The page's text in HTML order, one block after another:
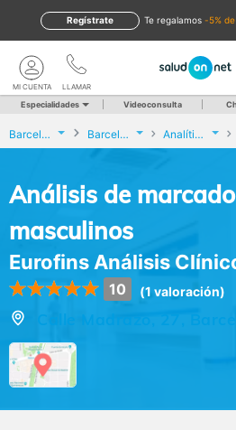
te regalamos -5%
Regístrate
LLAMAR
MI CUENTA
Especialidades Videoconsulta
Barcelona Barcelona Analíticas y Genética
Análisis de
masculinos
Eurofins Análisis
10 (1 valoración)
Calle Madrazo, 27,